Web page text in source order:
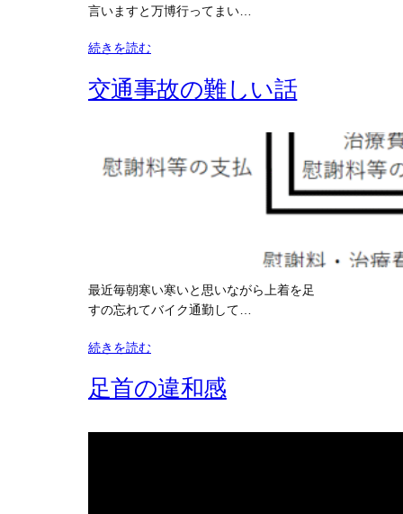
言いますと万博行ってまい…
続きを読む
交通事故の難しい話
最近毎朝寒い寒いと思いながら上着を足
すの忘れてバイク通勤して…
続きを読む
足首の違和感